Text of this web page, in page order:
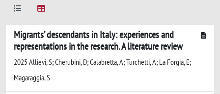
Migrants’ descendants in Italy: experiences and
representations in the research. A literature review
2025 Allievi, S; Cherubini, D; Calabretta, A; Turchetti, A; La Forgia, E;
Magaraggia, S